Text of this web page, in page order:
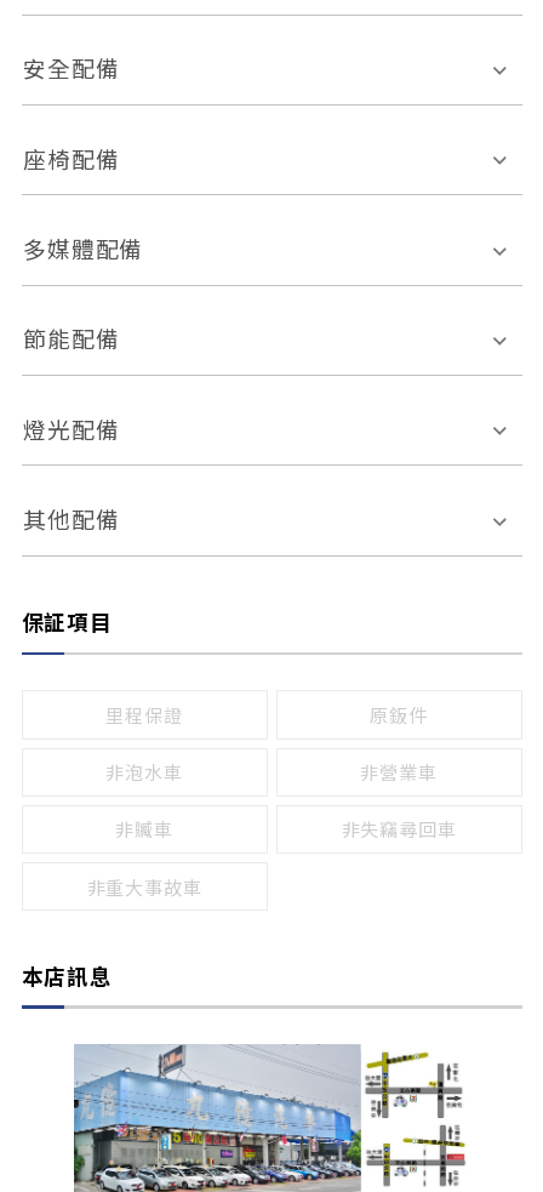
後視鏡方向指示燈
多功能方向盤
恆溫空調
安全配備
前座正面氣囊
ABS防鎖死
車道偏離警示
自動停車系統 盲點偵測系統
倒車雷達
座椅配備
皮椅
無
有
多媒體配備
外部音源接入
節能配備
引擎啟閉系統
燈光配備
感應頭燈
頭燈光源
其他配備
保証項目
里程保證 原鈑件
非泡水車 非營業車
非贓車 非失竊尋回車
非重大事故車
本店訊息